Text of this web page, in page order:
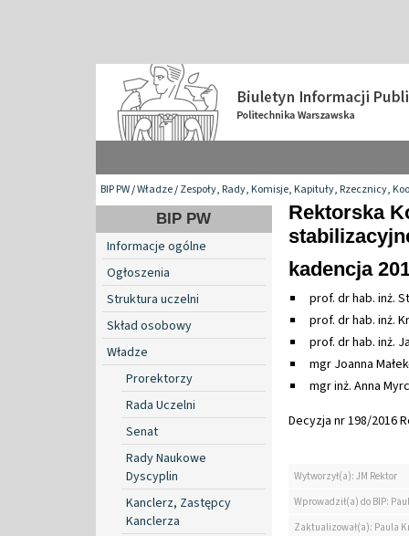
BIP PW/Władze/Zespoły, Rady, Komisje, Kapituły, Rzecznicy,
BIP PW
Informacje ogólne
Ogłoszenia
Struktura uczelni
Skład osobowy
Władze
Prorektorzy
Rada Uczelni
Senat
Rady Naukowe
Dyscyplin
Kanclerz, Zastępcy
Kanclerza
Rektorska
kadencja
prof. dr hab. inż.
prof. dr hab. inż.
prof. dr hab. inż.
mgr Joanna
mgr inż. Anna
Decyzja nr 198/2016
Wytworzył(a): JM Rektor
Wprowadził(a) do BIP:
Zaktualizował(a): Paula